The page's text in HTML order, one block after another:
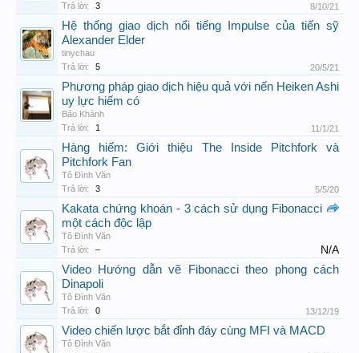
Trả lời:
3 8/10/21
Hệ thống giao dịch nổi tiếng Impulse của tiến sỹ
Alexander Elder
tinychau
Trả lời:
5 20/5/21
Phương pháp giao dịch hiệu quả với nến Heiken Ashi
uy lực hiếm có
Bảo Khánh
Trả lời:
1 11/1/21
Hàng hiếm: Giới thiệu The Inside Pitchfork và
Pitchfork Fan
Tô Đình Văn
Trả lời:
3 5/5/20
Kakata chứng khoán - 3 cách sử dụng Fibonacci
một cách độc lập
Tô Đình Văn
Trả lời:
–
N/A
Video Hướng dẫn vẽ Fibonacci theo phong cách
Dinapoli
Tô Đình Văn
Trả lời:
0 13/12/19
Video chiến lược bắt đỉnh đáy cùng MFI và MACD
Tô Đình Văn